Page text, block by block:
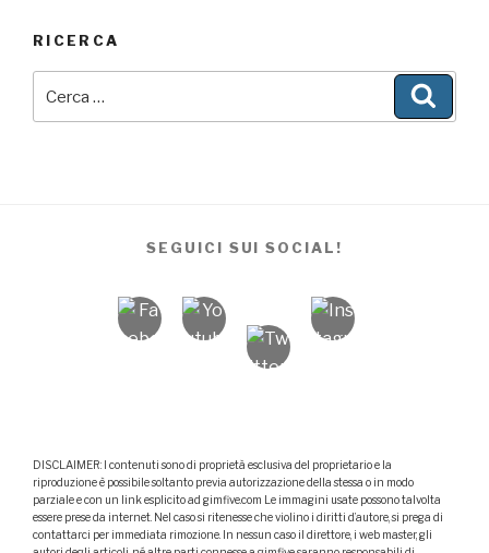
RICERCA
SEGUICI SUI SOCIAL!
DISCLAIMER: I contenuti sono di proprietà esclusiva del proprietario e la
riproduzione è possibile soltanto previa autorizzazione della stessa o in modo
parziale e con un link esplicito ad gimfive.com Le immagini usate possono talvolta
essere prese da internet. Nel caso si ritenesse che violino i diritti d’autore, si prega di
contattarci per immediata rimozione. In nessun caso il direttore, i web master, gli